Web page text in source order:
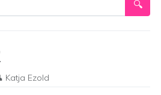
Katja Ezold